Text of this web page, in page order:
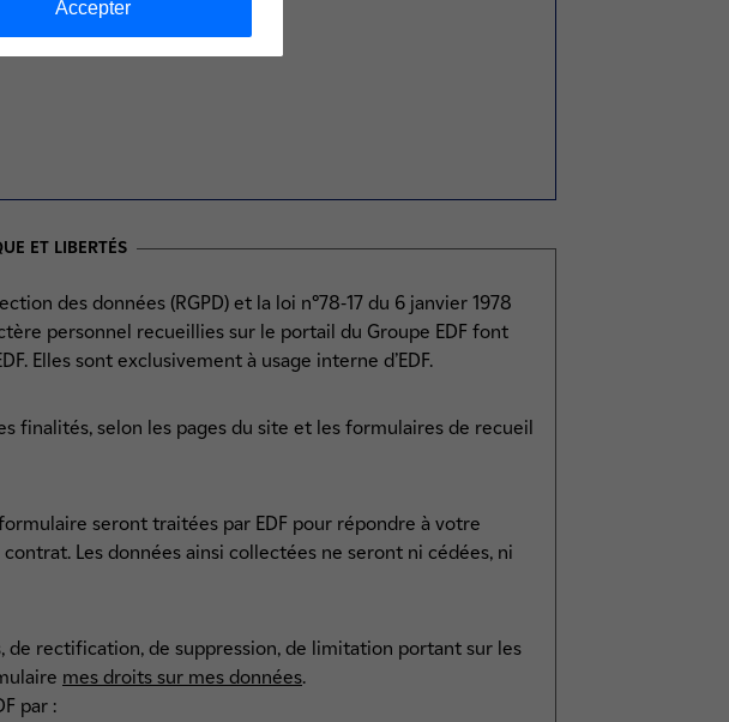
ET LIBERTÉS
des données (RGPD) et la loi n°78-17 du 6 janvier 1978
personnel recueillies sur le portail du Groupe EDF font
Elles sont exclusivement à usage interne d’EDF.
finalités, selon les pages du site et les formulaires de recueil
seront traitées par EDF pour répondre à votre
Les données ainsi collectées ne seront ni cédées, ni
de rectification, de suppression, de limitation portant sur les
mes droits sur mes données.
par :
Accepter